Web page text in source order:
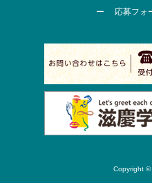
応募フォ
Copyright ©